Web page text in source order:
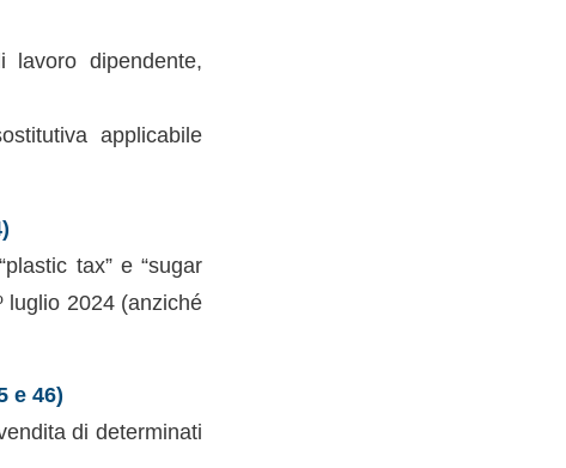
dipendente,
applicabile
tax” e “sugar
luglio 2024 (anziché
e 46)
di determinati